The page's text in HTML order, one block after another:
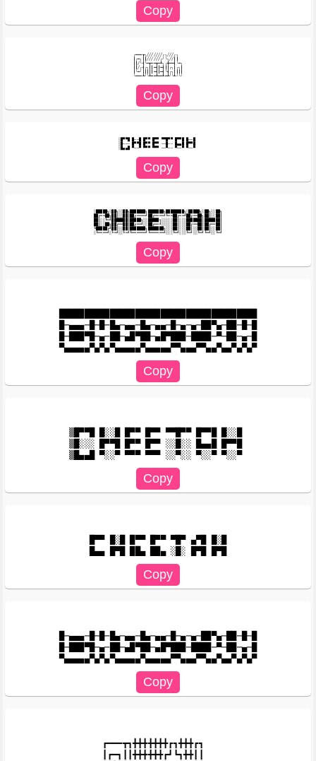
╭━━━┳╮╱╱╱╱╱╱╱╭╮╱╱╱╭╮
┃╭━╮┃┃╱╱╱╱╱╱╭╯╰╮╱╱┃┃
┃┃╱╰┫╰━┳━━┳━┻╮╭╋━━┫╰━╮
┃┃╱╭┫╭╮┃┃━┫┃━┫┃┃╭╮┃╭╮┃
┃╰━╯┃┃┃┃┃━┫┃━┫╰┫╭╮┃┃┃┃
░█▀▀█ █──█ █▀▀ █▀▀ ▀▀█▀▀ █▀▀█ █──█
░█─── █▀▀█ █▀▀ █▀▀ ──█── █▄▄█ █▀▀█
░█▄▄█ ▀──▀ ▀▀▀ ▀▀▀ ──▀── ▀──▀ ▀──▀
░█████╗░██╗░░██╗███████╗███████╗████████╗░█████╗░██╗░░██╗
██╔══██╗██║░░██║██╔════╝██╔════╝╚══██╔══╝██╔══██╗██║░░██║
██║░░╚═╝███████║█████╗░░█████╗░░░░░██║░░░███████║███████║
██║░░██╗██╔══██║██╔══╝░░██╔══╝░░░░░██║░░░██╔══██║██╔══██║
╚█████╔╝██║░░██║███████╗███████╗░░░██║░░░██║░░██║██║░░██║
█─▄▄▄─█─█─█▄─▄▄─█▄─▄▄─█─▄─▄─██▀▄─██─█─█
█─███▀█─▄─██─▄█▀██─▄█▀███─████─▀─██─▄─█
▀▄▄▄▄▄▀▄▀▄▀▄▄▄▄▄▀▄▄▄▄▄▀▀▄▄▄▀▀▄▄▀▄▄▀▄▀▄▀
▒█▀▀█ █░░█ █▀▀ █▀▀ ▀▀█▀▀ █▀▀█ █░░█
▒█░░░ █▀▀█ █▀▀ █▀▀ ░░█░░ █▄▄█ █▀▀█
▒█▄▄█ ▀░░▀ ▀▀▀ ▀▀▀ ░░▀░░ ▀░░▀ ▀░░▀
█▀▀ █░█ █▀▀ █▀▀ ▀█▀ ▄▀█ █░█
█─▄▄▄─█─█─█▄─▄▄─█▄─▄▄─█─▄─▄─██▀▄─██─█─█
█─███▀█─▄─██─▄█▀██─▄█▀███─████─▀─██─▄─█
▀▄▄▄▄▄▀▄▀▄▀▄▄▄▄▄▀▄▄▄▄▄▀▀▄▄▄▀▀▄▄▀▄▄▀▄▀▄▀
┏━━━┳┓╋╋╋╋╋╋╋┏┓╋╋╋┏┓
┃┏━┓┃┃╋╋╋╋╋╋┏┛┗┓╋╋┃┃